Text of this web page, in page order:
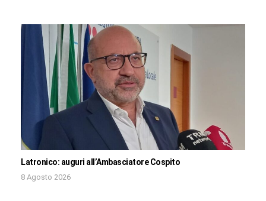
Latronico: auguri all’Ambasciatore Cospito
8 Agosto 2026